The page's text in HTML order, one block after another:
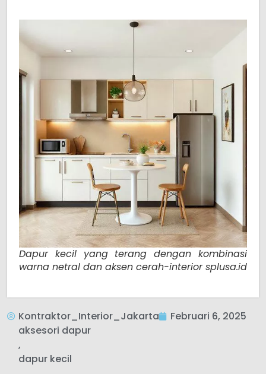
Dapur kecil yang terang dengan kombinasi
warna netral dan aksen cerah-interior splusa.id
Kontraktor_Interior_Jakarta
Februari 6, 2025
aksesori dapur
,
dapur kecil